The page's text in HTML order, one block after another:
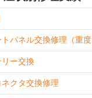
パネル交換修理（重度
ー交換
クタ交換修理